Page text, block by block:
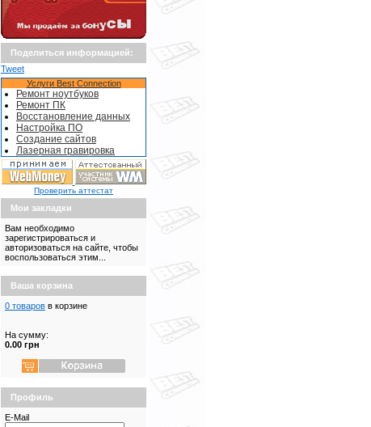
Поделиться информацией:
Tweet
Услуги Best Connection
Ремонт ноутбуков
Ремонт ПК
Восстановление данных
Настройка ПО
Создание сайтов
Лазерная гравировка
Проверить аттестат
Мои закладки
Вам необходимо
зарегистрироваться и
авторизоваться на сайте, чтобы
воспользоваться этим...
Ваша корзина
0 товаров в корзине
На сумму:
0.00 грн
Профиль
E-Mail